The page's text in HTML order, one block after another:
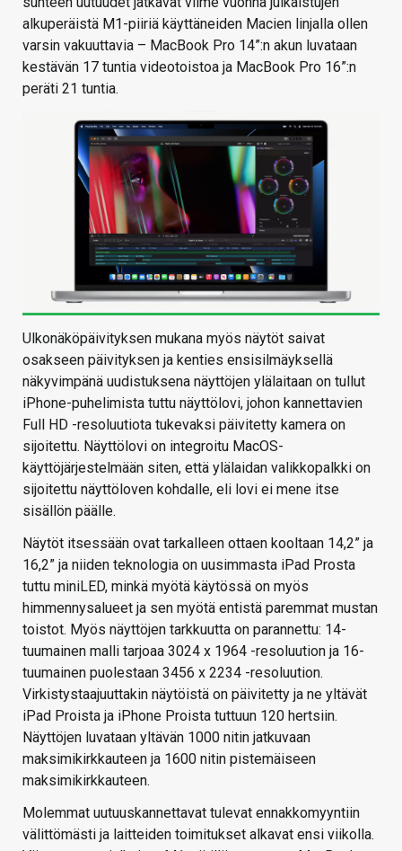
alkuperäistä M1-piiriä käyttäneiden Macien linjalla ollen
varsin vakuuttavia – MacBook Pro 14”:n akun luvataan
kestävän 17 tuntia videotoistoa ja MacBook Pro 16”:n
peräti 21 tuntia.
Ulkonäköpäivityksen mukana myös näytöt saivat
osakseen päivityksen ja kenties ensisilmäyksellä
näkyvimpänä uudistuksena näyttöjen ylälaitaan on tullut
iPhone-puhelimista tuttu näyttölovi, johon kannettavien
Full HD -resoluutiota tukevaksi päivitetty kamera on
sijoitettu. Näyttölovi on integroitu MacOS-
käyttöjärjestelmään siten, että ylälaidan valikkopalkki on
sijoitettu näyttöloven kohdalle, eli lovi ei mene itse
sisällön päälle.
Näytöt itsessään ovat tarkalleen ottaen kooltaan 14,2” ja
16,2” ja niiden teknologia on uusimmasta iPad Prosta
tuttu miniLED, minkä myötä käytössä on myös
himmennysalueet ja sen myötä entistä paremmat mustan
toistot. Myös näyttöjen tarkkuutta on parannettu: 14-
tuumainen malli tarjoaa 3024 x 1964 -resoluution ja 16-
tuumainen puolestaan 3456 x 2234 -resoluution.
Virkistystaajuuttakin näytöistä on päivitetty ja ne yltävät
iPad Proista ja iPhone Proista tuttuun 120 hertsiin.
Näyttöjen luvataan yltävän 1000 nitin jatkuvaan
maksimikirkkauteen ja 1600 nitin pistemäiseen
maksimikirkkauteen.
Molemmat uutuuskannettavat tulevat ennakkomyyntiin
välittömästi ja laitteiden toimitukset alkavat ensi viikolla.